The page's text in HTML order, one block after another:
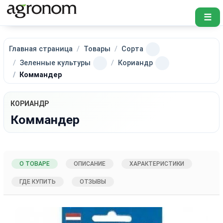
☰
Главная страница Товары
Сорта
Зеленные культуры
Кориандр
Коммандер
КОРИАНДР
Коммандер
О ТОВАРЕ ОПИСАНИЕ ХАРАКТЕРИСТИКИ
ГДЕ КУПИТЬ ОТЗЫВЫ